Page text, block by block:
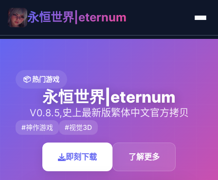
永恒世界|eternum
📦 热门游戏
永恒世界|eternum
V0.8.5,史上最新版繁体中文官方拷贝
#神作游戏 #视觉3D
即刻下载 了解更多